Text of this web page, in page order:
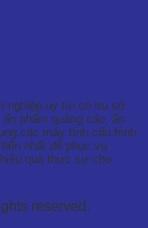
nghiệp uy tín có trụ sở
phẩm quảng cáo, ấn
các máy tính cấu hình
nhất để phục vụ
quả thực sự cho
reserved.